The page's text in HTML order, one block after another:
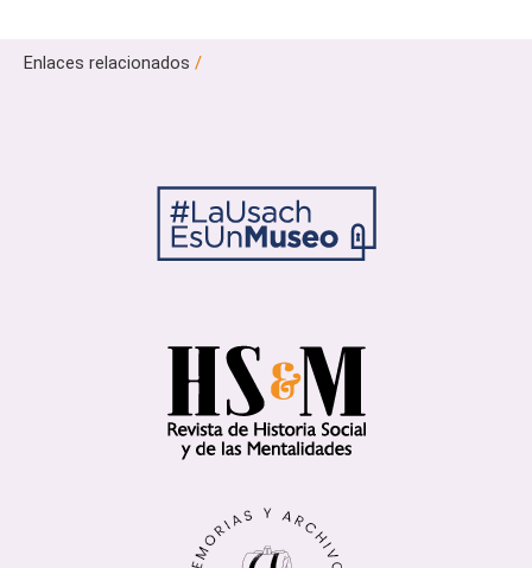
Enlaces relacionados /